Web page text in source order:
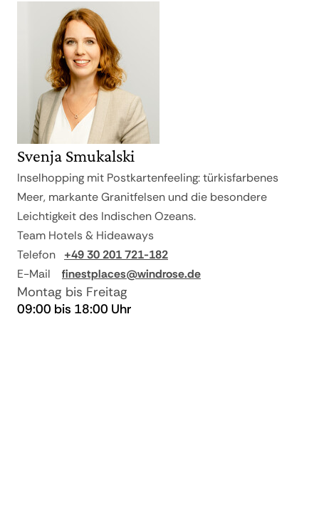
Svenja Smukalski
Inselhopping mit Postkartenfeeling: türkisfarbenes
Meer, markante Granitfelsen und die besondere
Leichtigkeit des Indischen Ozeans.
Team Hotels & Hideaways
Telefon
+49 30 201 721-182
E-Mail
finestplaces@windrose.de
Montag bis Freitag
09:00 bis 18:00 Uhr